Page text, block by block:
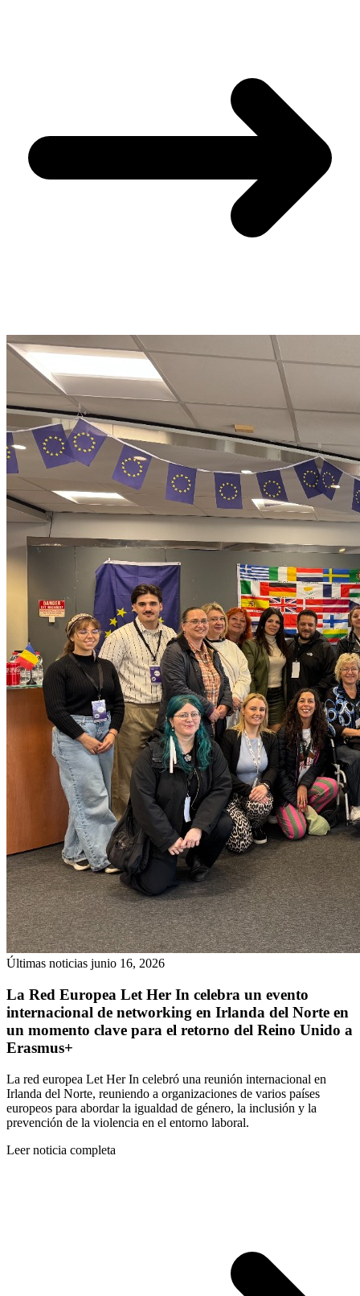
Últimas noticias junio 16, 2026
La Red Europea Let Her In celebra un evento
internacional de networking en Irlanda del Norte en
un momento clave para el retorno del Reino Unido a
Erasmus+
La red europea Let Her In celebró una reunión internacional en
Irlanda del Norte, reuniendo a organizaciones de varios países
europeos para abordar la igualdad de género, la inclusión y la
prevención de la violencia en el entorno laboral.
Leer noticia completa